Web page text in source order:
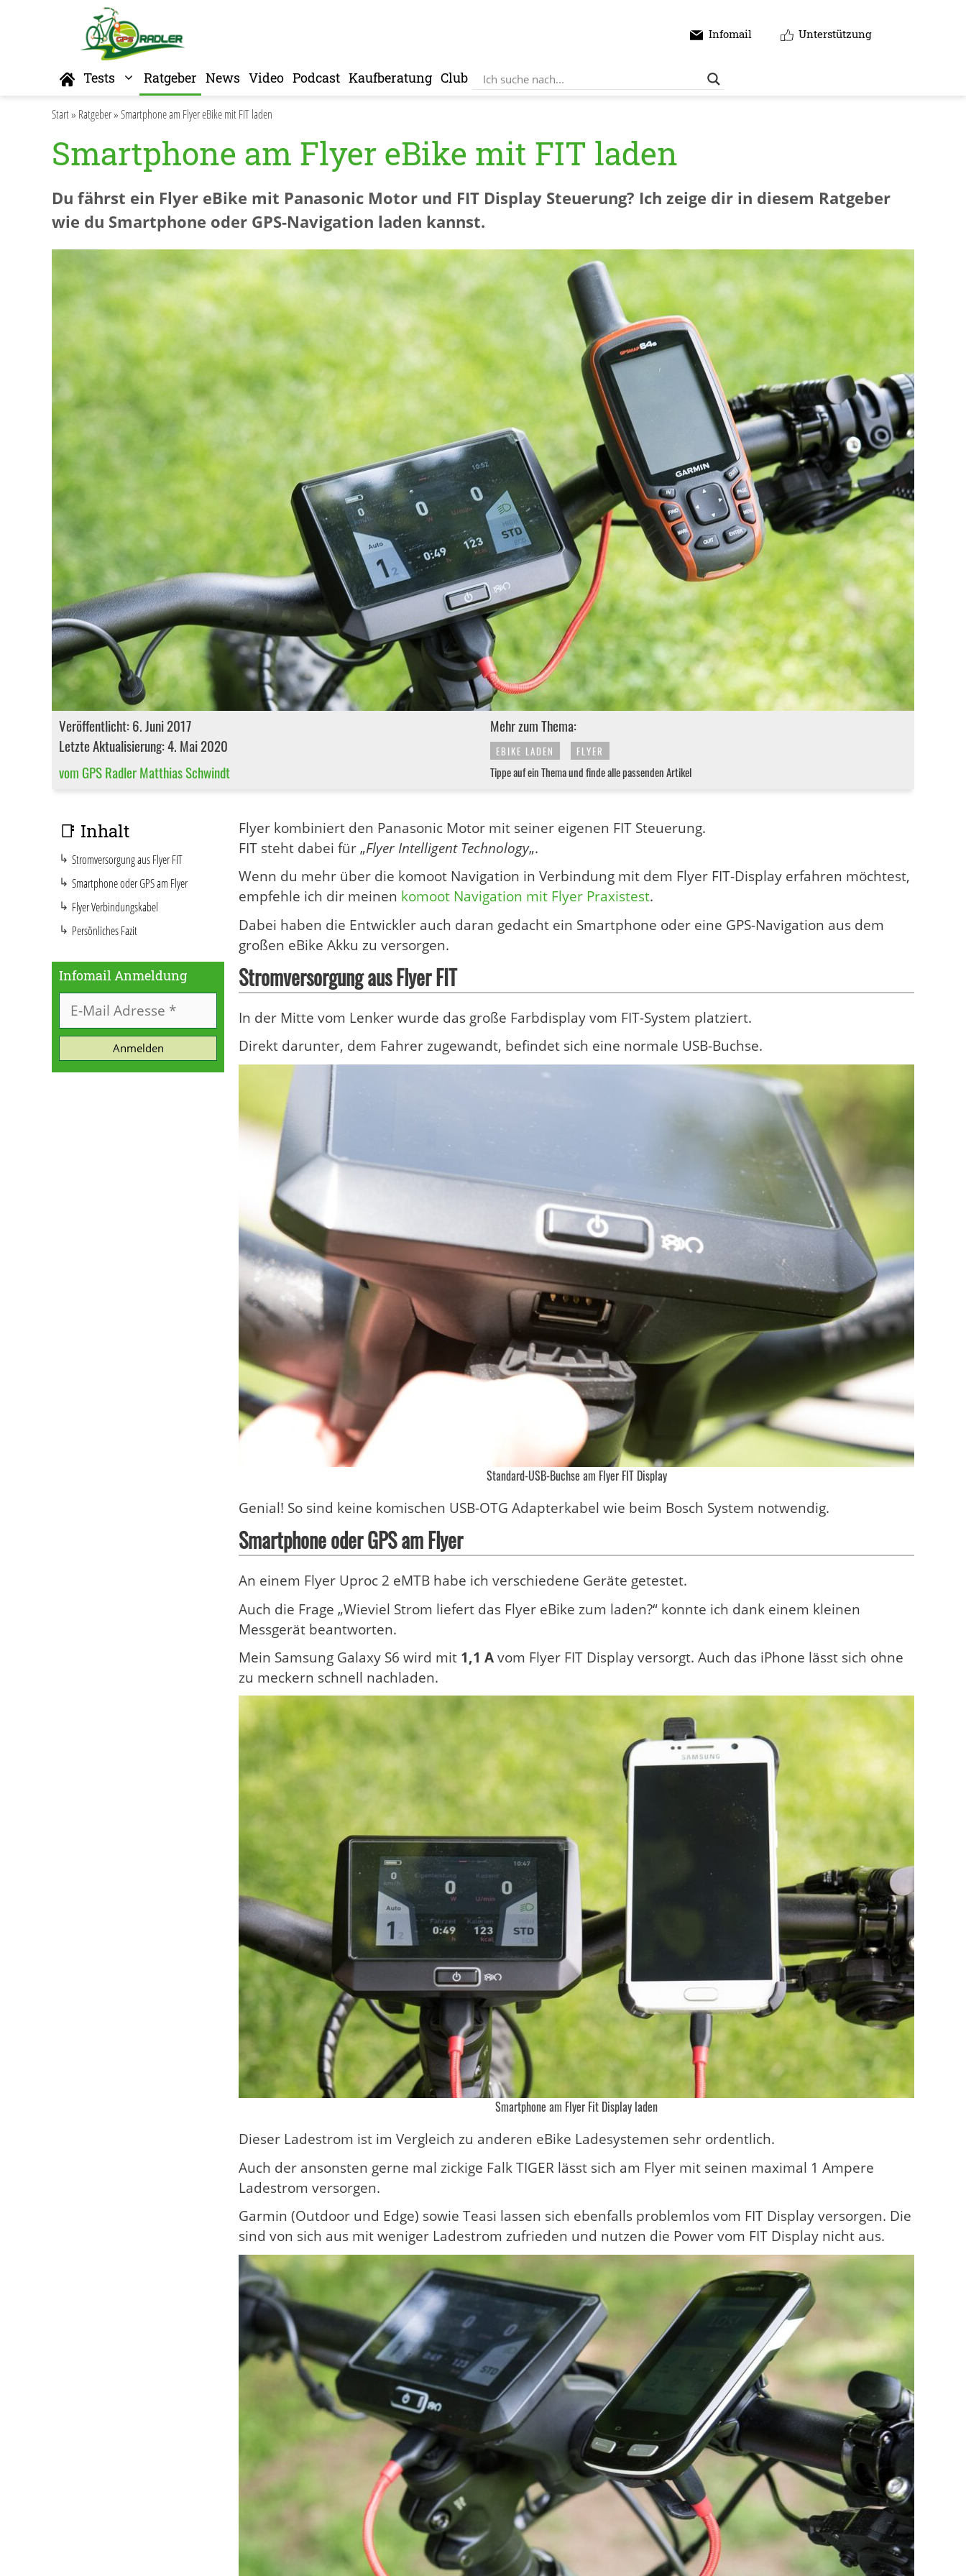
Infomail Unterstützung
Home
Tests Ratgeber News Video Podcast Kaufberatung Club
Start» Ratgeber»Smartphone am Flyer eBike mit FIT laden
Smartphone am Flyer eBike mit FIT laden
Du fährst ein Flyer eBike mit Panasonic Motor und FIT Display Steuerung? Ich zeige dir in diesem Ratgeber
wie du Smartphone oder GPS-Navigation laden kannst.
Veröffentlicht: 6. Juni 2017
Letzte Aktualisierung: 4. Mai 2020
vom GPS Radler Matthias Schwindt
Mehr zum Thema:
EBIKE LADEN FLYER
Tippe auf ein Thema und finde alle passenden Artikel
Flyer kombiniert den Panasonic Motor mit seiner eigenen FIT Steuerung.
FIT steht dabei für „Flyer Intelligent Technology„.
Wenn du mehr über die komoot Navigation in Verbindung mit dem Flyer FIT-Display erfahren möchtest,
empfehle ich dir meinen komoot Navigation mit Flyer Praxistest.
Dabei haben die Entwickler auch daran gedacht ein Smartphone oder eine GPS-Navigation aus dem
großen eBike Akku zu versorgen.
Stromversorgung aus Flyer FIT
In der Mitte vom Lenker wurde das große Farbdisplay vom FIT-System platziert.
Direkt darunter, dem Fahrer zugewandt, befindet sich eine normale USB-Buchse.
Standard-USB-Buchse am Flyer FIT Display
Genial! So sind keine komischen USB-OTG Adapterkabel wie beim Bosch System notwendig.
Smartphone oder GPS am Flyer
An einem Flyer Uproc 2 eMTB habe ich verschiedene Geräte getestet.
Auch die Frage „Wieviel Strom liefert das Flyer eBike zum laden?“ konnte ich dank einem kleinen
Messgerät beantworten.
Mein Samsung Galaxy S6 wird mit 1,1 Avom Flyer FIT Display versorgt. Auch das iPhone lässt sich ohne
zu meckern schnell nachladen.
Smartphone am Flyer Fit Display laden
Dieser Ladestrom ist im Vergleich zu anderen eBike Ladesystemen sehr ordentlich.
Auch der ansonsten gerne mal zickige Falk TIGER lässt sich am Flyer mit seinen maximal 1 Ampere
Ladestrom versorgen.
Garmin (Outdoor und Edge) sowie Teasi lassen sich ebenfalls problemlos vom FIT Display versorgen. Die
sind von sich aus mit weniger Ladestrom zufrieden und nutzen die Power vom FIT Display nicht aus.
📑 Inhalt
Stromversorgung aus Flyer FIT
Smartphone oder GPS am Flyer
Flyer Verbindungskabel
Persönliches Fazit
Infomail Anmeldung
Anmelden